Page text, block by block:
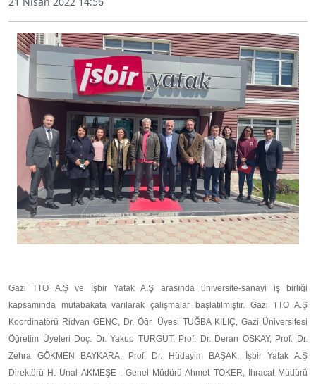
Gazi TTO A.Ş ve İşbir Yatak A.Ş arasında üniversite-sanayi iş birliği
kapsamında mutabakata varılarak çalışmalar başlatılmıştır. Gazi TTO A.Ş
Koordinatörü Ridvan GENC, Dr. Öğr. Üyesi TUĞBA KILIÇ, Gazi Üniversitesi
Öğretim Üyeleri Doç. Dr. Yakup TURGUT, Prof. Dr. Deran OSKAY, Prof. Dr.
Zehra GÖKMEN BAYKARA, Prof. Dr. Hüdayim BAŞAK, İşbir Yatak A.Ş
Direktörü H. Ünal AKMEŞE , Genel Müdürü Ahmet TOKER, İhracat Müdürü